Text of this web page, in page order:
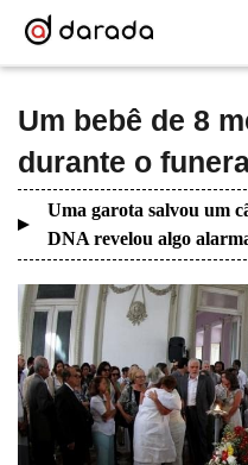
Um bebê de 8
durante o
Uma garota salvou um
DNA revelou algo